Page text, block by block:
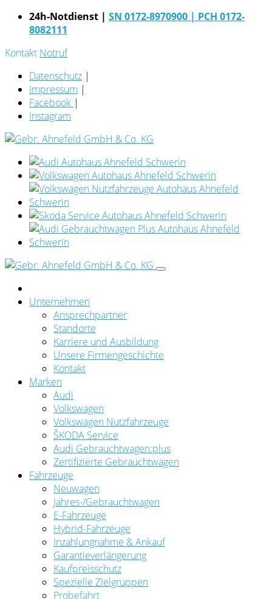
24h-Notdienst | SN 0172-8970900 | PCH 0172-
8082111
Kontakt Notruf
Datenschutz |
Impressum |
Facebook |
Instagram
Unternehmen
Ansprechpartner
Standorte
Karriere und Ausbildung
Unsere Firmengeschichte
Kontakt
Marken
Audi
Volkswagen
Volkswagen Nutzfahrzeuge
ŠKODA Service
Audi Gebrauchtwagen:plus
Zertifizierte Gebrauchtwagen
Fahrzeuge
Neuwagen
Jahres-/Gebrauchtwagen
E-Fahrzeuge
Hybrid-Fahrzeuge
Inzahlungnahme & Ankauf
Garantieverlängerung
Kaufpreisschutz
Spezielle Zielgruppen
Probefahrt